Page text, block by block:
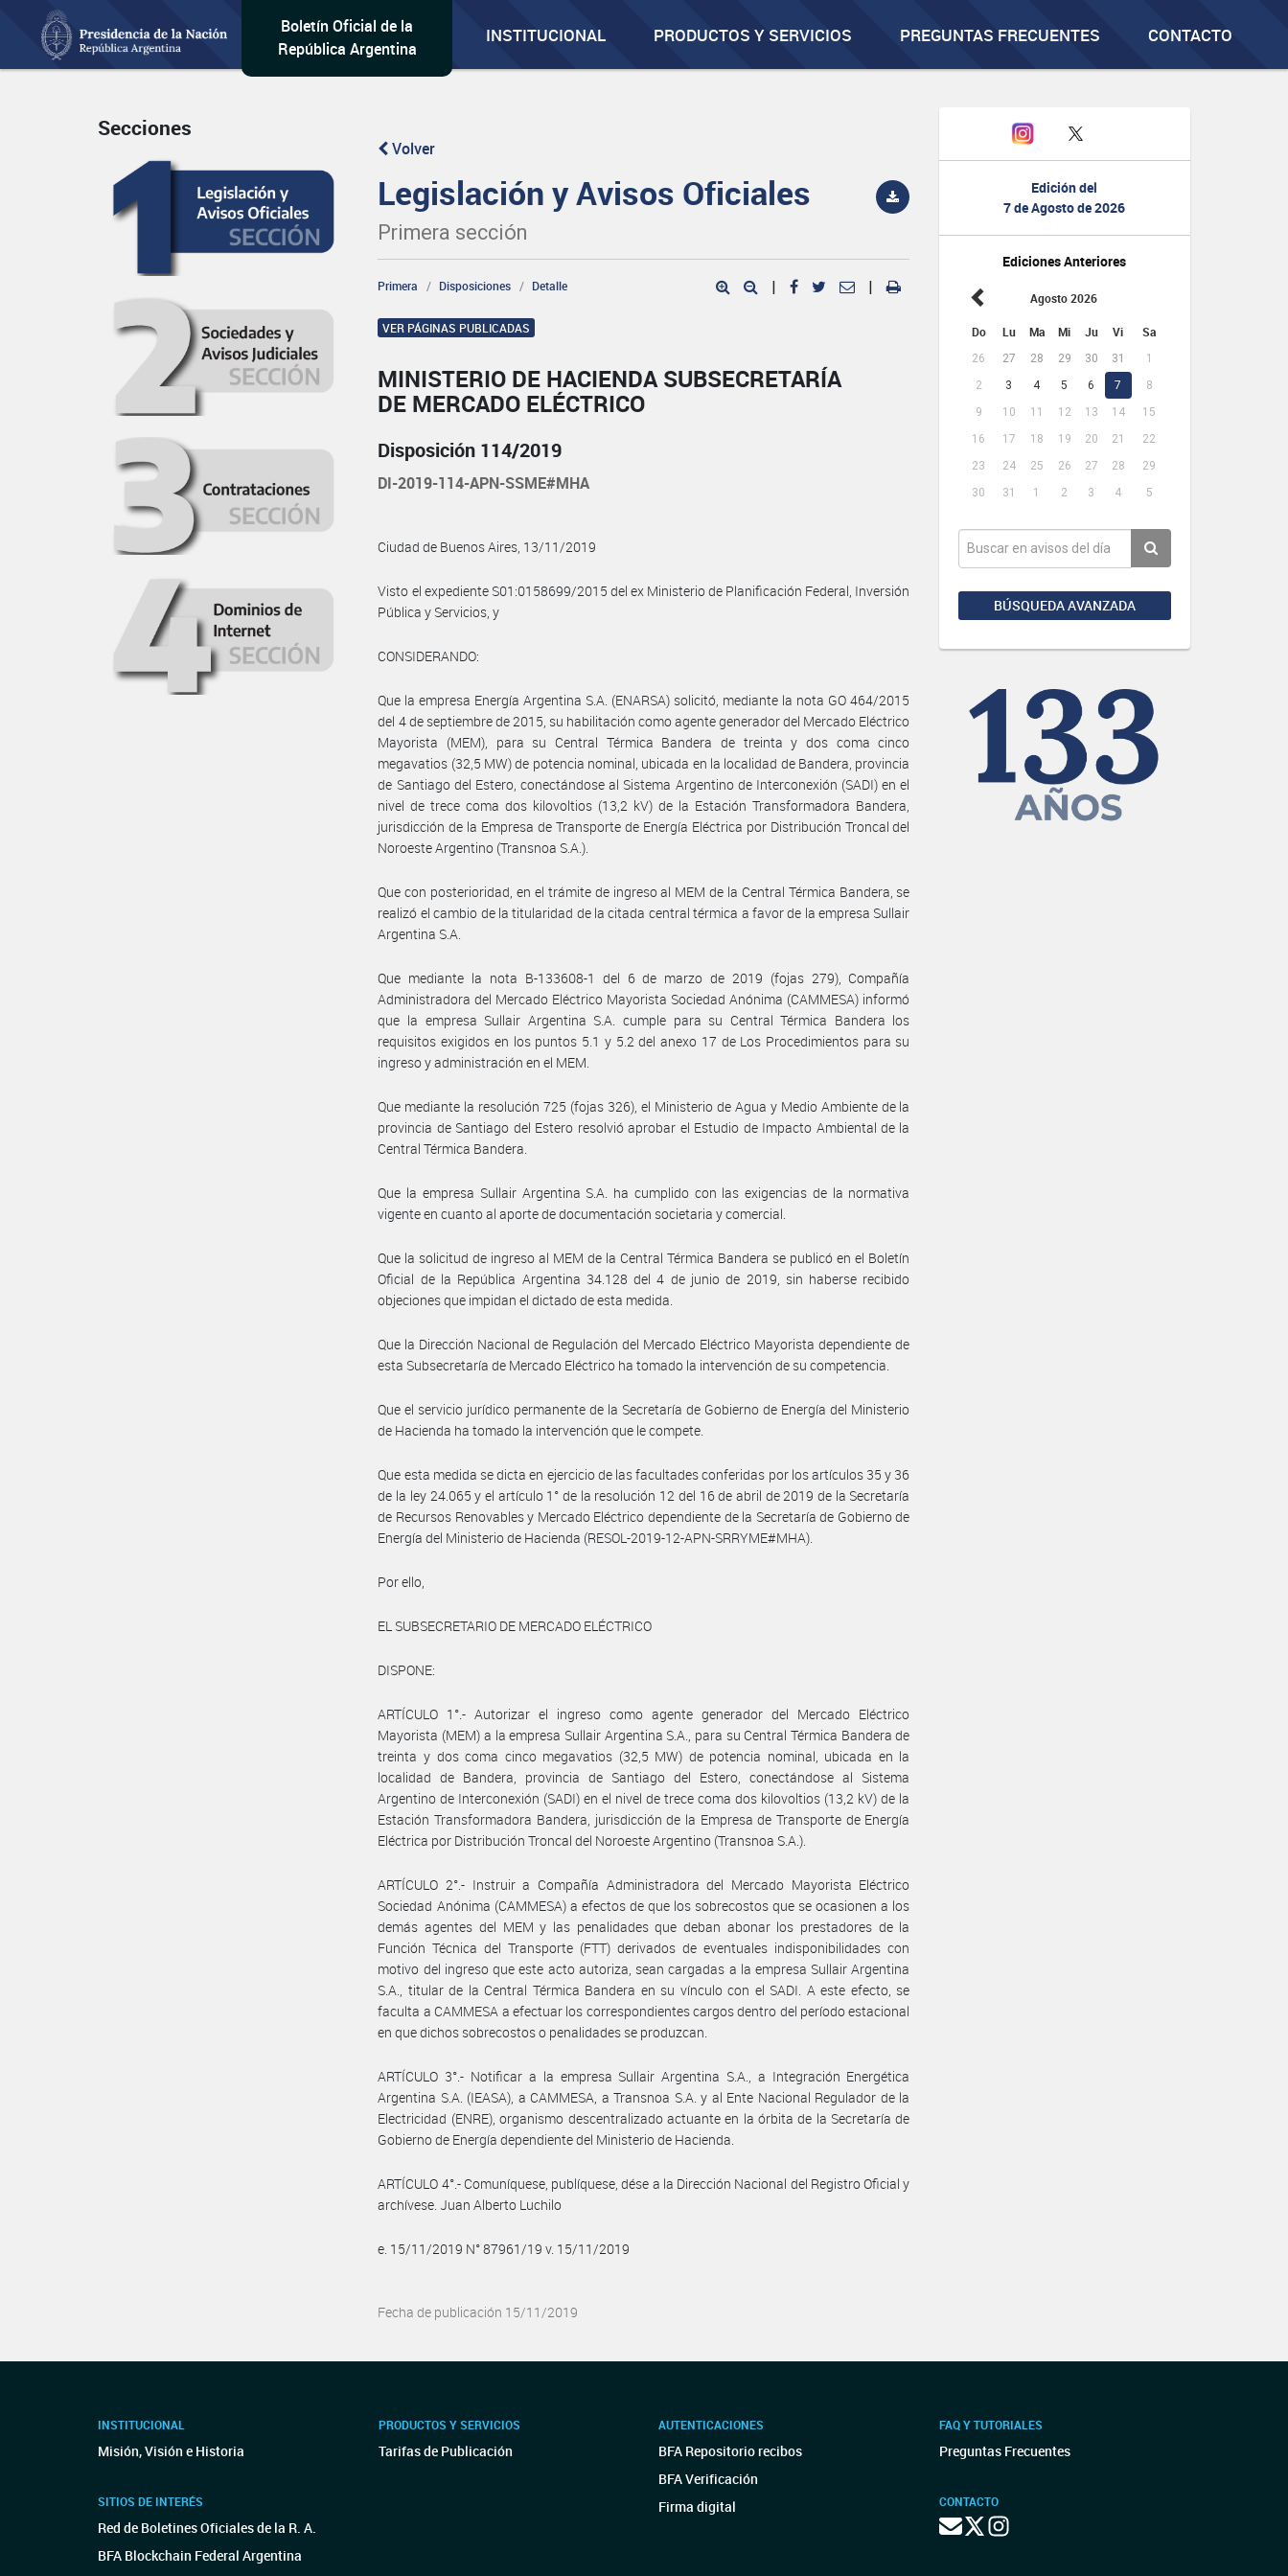
Boletín Oficial de la
República Argentina
INSTITUCIONAL PRODUCTOS Y SERVICIOS PREGUNTAS FRECUENTES CONTACTO
Edición del
7 de Agosto de 2026
Ediciones Anteriores
Agosto 2026
Do Lu Ma Mi Ju Vi Sa
26 27 28 29 30 31
1
2
3 4 5 6 7
8
9
10 11 12 13 14
15
16
17 18 19 20 21
22
23
24 25 26 27 28
29
30
31 1 2 3 4 5
BÚSQUEDA AVANZADA
Secciones
Volver
Legislación y Avisos Oficiales
Primera sección
Primera Disposiciones Detalle | |
VER PÁGINAS PUBLICADAS
MINISTERIO DE HACIENDA SUBSECRETARÍA
DE MERCADO ELÉCTRICO
Disposición 114/2019
DI-2019-114-APN-SSME#MHA
Ciudad de Buenos Aires, 13/11/2019
Visto el expediente S01:0158699/2015 del ex Ministerio de Planificación Federal, Inversión
Pública y Servicios, y
CONSIDERANDO:
Que la empresa Energía Argentina S.A. (ENARSA) solicitó, mediante la nota GO 464/2015
del 4 de septiembre de 2015, su habilitación como agente generador del Mercado Eléctrico
Mayorista (MEM), para su Central Térmica Bandera de treinta y dos coma cinco
megavatios (32,5 MW) de potencia nominal, ubicada en la localidad de Bandera, provincia
de Santiago del Estero, conectándose al Sistema Argentino de Interconexión (SADI) en el
nivel de trece coma dos kilovoltios (13,2 kV) de la Estación Transformadora Bandera,
jurisdicción de la Empresa de Transporte de Energía Eléctrica por Distribución Troncal del
Noroeste Argentino (Transnoa S.A.).
Que con posterioridad, en el trámite de ingreso al MEM de la Central Térmica Bandera, se
realizó el cambio de la titularidad de la citada central térmica a favor de la empresa Sullair
Argentina S.A.
Que mediante la nota B-133608-1 del 6 de marzo de 2019 (fojas 279), Compañía
Administradora del Mercado Eléctrico Mayorista Sociedad Anónima (CAMMESA) informó
que la empresa Sullair Argentina S.A. cumple para su Central Térmica Bandera los
requisitos exigidos en los puntos 5.1 y 5.2 del anexo 17 de Los Procedimientos para su
ingreso y administración en el MEM.
Que mediante la resolución 725 (fojas 326), el Ministerio de Agua y Medio Ambiente de la
provincia de Santiago del Estero resolvió aprobar el Estudio de Impacto Ambiental de la
Central Térmica Bandera.
Que la empresa Sullair Argentina S.A. ha cumplido con las exigencias de la normativa
vigente en cuanto al aporte de documentación societaria y comercial.
Que la solicitud de ingreso al MEM de la Central Térmica Bandera se publicó en el Boletín
Oficial de la República Argentina 34.128 del 4 de junio de 2019, sin haberse recibido
objeciones que impidan el dictado de esta medida.
Que la Dirección Nacional de Regulación del Mercado Eléctrico Mayorista dependiente de
esta Subsecretaría de Mercado Eléctrico ha tomado la intervención de su competencia.
Que el servicio jurídico permanente de la Secretaría de Gobierno de Energía del Ministerio
de Hacienda ha tomado la intervención que le compete.
Que esta medida se dicta en ejercicio de las facultades conferidas por los artículos 35 y 36
de la ley 24.065 y el artículo 1° de la resolución 12 del 16 de abril de 2019 de la Secretaría
de Recursos Renovables y Mercado Eléctrico dependiente de la Secretaría de Gobierno de
Energía del Ministerio de Hacienda (RESOL-2019-12-APN-SRRYME#MHA).
Por ello,
EL SUBSECRETARIO DE MERCADO ELÉCTRICO
DISPONE:
ARTÍCULO 1°.- Autorizar el ingreso como agente generador del Mercado Eléctrico
Mayorista (MEM) a la empresa Sullair Argentina S.A., para su Central Térmica Bandera de
treinta y dos coma cinco megavatios (32,5 MW) de potencia nominal, ubicada en la
localidad de Bandera, provincia de Santiago del Estero, conectándose al Sistema
Argentino de Interconexión (SADI) en el nivel de trece coma dos kilovoltios (13,2 kV) de la
Estación Transformadora Bandera, jurisdicción de la Empresa de Transporte de Energía
Eléctrica por Distribución Troncal del Noroeste Argentino (Transnoa S.A.).
ARTÍCULO 2°.- Instruir a Compañía Administradora del Mercado Mayorista Eléctrico
Sociedad Anónima (CAMMESA) a efectos de que los sobrecostos que se ocasionen a los
demás agentes del MEM y las penalidades que deban abonar los prestadores de la
Función Técnica del Transporte (FTT) derivados de eventuales indisponibilidades con
motivo del ingreso que este acto autoriza, sean cargadas a la empresa Sullair Argentina
S.A., titular de la Central Térmica Bandera en su vínculo con el SADI. A este efecto, se
faculta a CAMMESA a efectuar los correspondientes cargos dentro del período estacional
en que dichos sobrecostos o penalidades se produzcan.
ARTÍCULO 3°.- Notificar a la empresa Sullair Argentina S.A., a Integración Energética
Argentina S.A. (IEASA), a CAMMESA, a Transnoa S.A. y al Ente Nacional Regulador de la
Electricidad (ENRE), organismo descentralizado actuante en la órbita de la Secretaría de
Gobierno de Energía dependiente del Ministerio de Hacienda.
ARTÍCULO 4°.- Comuníquese, publíquese, dése a la Dirección Nacional del Registro Oficial y
archívese. Juan Alberto Luchilo
e. 15/11/2019 N° 87961/19 v. 15/11/2019
Fecha de publicación 15/11/2019
INSTITUCIONAL
Misión, Visión e Historia
SITIOS DE INTERÉS
Red de Boletines Oficiales de la R. A.
BFA Blockchain Federal Argentina
PRODUCTOS Y SERVICIOS
Tarifas de Publicación
AUTENTICACIONES
BFA Repositorio recibos
BFA Verificación
Firma digital
FAQ Y TUTORIALES
Preguntas Frecuentes
CONTACTO